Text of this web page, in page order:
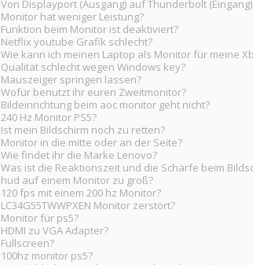
Von Displayport (Ausgang) auf Thunderbolt
Monitor hat weniger Leistung?
Funktion beim Monitor ist deaktiviert?
Netflix youtube Grafik schlecht?
Wie kann ich meinen Laptop als Monitor für meine
Qualität schlecht wegen Windows key?
Mauszeiger springen lassen?
Wofür benutzt ihr euren Zweitmonitor?
Bildeinrichtung beim aoc monitor geht nicht?
240 Hz Monitor PS5?
Ist mein Bildschirm noch zu retten?
Monitor in die mitte oder an der Seite?
Wie findet ihr die Marke Lenovo?
Was ist die Reaktionszeit und die Schärfe beim
hud auf einem Monitor zu groß?
120 fps mit einem 200 hz Monitor?
LC34G55TWWPXEN Monitor zerstört?
Monitor für ps5?
HDMI zu VGA Adapter?
Fullscreen?
100hz monitor ps5?